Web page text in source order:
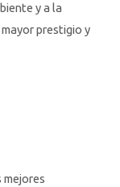
y a la
prestigio y